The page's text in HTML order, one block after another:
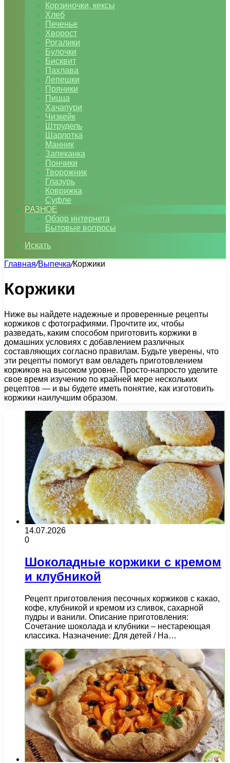
Корзиночки, кексы
Хлеб
Печенье
Хворост
Рогалики
Булочки
Бисквит
Пахлава
Лепешки
Пряники
Пицца
Хачапури
Чизкейк
Штрудель
Шарлотка
Манник
Запеканка
Пончики
Творожник
Глазурь
Коврижка
Суфле
РАЗНОЕ
Обзор интернета
Бытовые вопросы
Искать
Главная/Выпечка/Коржики
Коржики
Ниже вы найдете надежные и проверенные рецепты
коржиков с фотографиями. Прочтите их, чтобы
разведать, каким способом приготовить коржики в
домашних условиях с добавлением различных
составляющих согласно правилам. Будьте уверены, что
эти рецепты помогут вам овладеть приготовлением
коржиков на высоком уровне. Просто-напросто уделите
свое время изучению по крайней мере нескольких
рецептов — и вы будете иметь понятие, как изготовить
коржики наилучшим образом.
14.07.2026
0
Шоколадные коржики с кремом
и клубникой
Рецепт приготовления песочных коржиков с какао,
кофе, клубникой и кремом из сливок, сахарной
пудры и ванили. Описание приготовления:
Сочетание шоколада и клубники – нестареющая
классика. Назначение: Для детей / На…